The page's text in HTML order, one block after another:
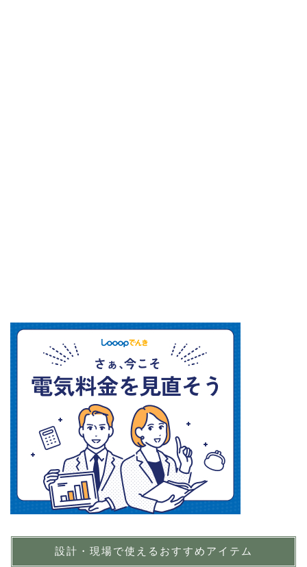
設計・現場で使えるおすすめアイテム